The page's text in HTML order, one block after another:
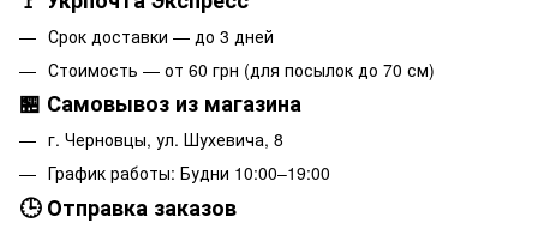
Срок доставки — до 3 дней
Стоимость — от 60 грн (для посылок до 70 см)
🏪 Самовывоз из магазина
г. Черновцы, ул. Шухевича, 8
График работы: Будни 10:00–19:00
🕒 Отправка заказов